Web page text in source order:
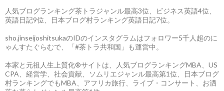
人気ブログランキング茶トラジャンル最高3位、ビジネス英語4位、
英語日記9位、日本ブログ村ランキング英語日記7位。
sho.jinseijoshitsukaのIDのインスタグラムはフォロワー5千人超のに
ゃんすたぐらむで、「#茶トラ共和国」も運営中。
本家と元祖人生上質化®サイトは、人気ブログランキングMBA、US
CPA、経営学、社会貢献、ソムリエジャンル最高第1位、日本ブログ
村ランキングでもMBA、アフリカ旅行、ライブ・コンサート、お洒